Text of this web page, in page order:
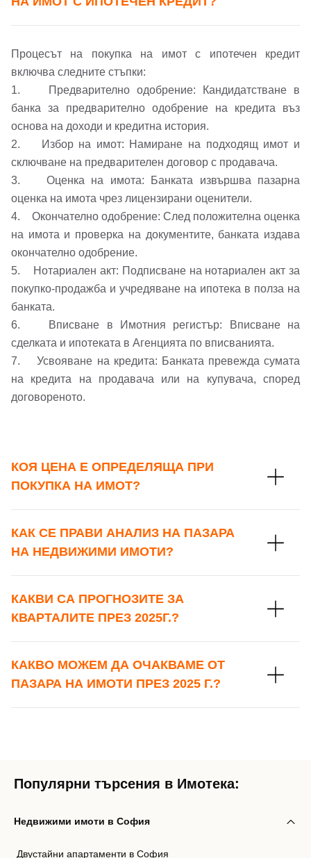
Добре дошъл!
Вход Регистрация
Имейл Адрес
Парола
Забравена парола?
Вход
Вход с Facebook
Процесът на покупка на имот с ипотечен кредит
включва следните стъпки:
1. Предварително одобрение: Кандидатстване в
банка за предварително одобрение на кредита въз
основа на доходи и кредитна история.
2. Избор на имот: Намиране на подходящ имот и
сключване на предварителен договор с продавача.
3. Оценка на имота: Банката извършва пазарна
оценка на имота чрез лицензирани оценители.
4. Окончателно одобрение: След положителна оценка
на имота и проверка на документите, банката издава
окончателно одобрение.
5. Нотариален акт: Подписване на нотариален акт за
покупко-продажба и учредяване на ипотека в полза на
банката.
6. Вписване в Имотния регистър: Вписване на
сделката и ипотеката в Агенцията по вписванията.
7. Усвояване на кредита: Банката превежда сумата
на кредита на продавача или на купувача, според
договореното.
КОЯ ЦЕНА Е ОПРЕДЕЛЯЩА ПРИ
ПОКУПКА НА ИМОТ?
КАК СЕ ПРАВИ АНАЛИЗ НА ПАЗАРА
НА НЕДВИЖИМИ ИМОТИ?
КАКВИ СА ПРОГНОЗИТЕ ЗА
КВАРТАЛИТЕ ПРЕЗ 2025Г.?
КАКВО МОЖЕМ ДА ОЧАКВАМЕ ОТ
ПАЗАРА НА ИМОТИ ПРЕЗ 2025 Г.?
Име*
Имейл адрес*
Телефон*
Вашето запитване стигна до нас. Ще
се обадим възможно най-бързо.
Популярни търсения в Имотека:
Недвижими имоти в София
Двустайни апартаменти в София